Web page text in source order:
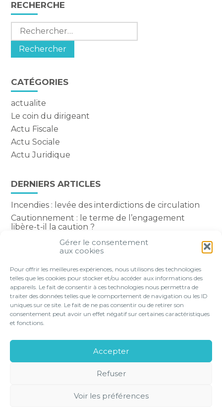
Gérer le consentement
aux cookies
Pour offrir les meilleures expériences, nous utilisons des technologies
telles que les cookies pour stocker et/ou accéder aux informations des
appareils. Le fait de consentir à ces technologies nous permettra de
traiter des données telles que le comportement de navigation ou les ID
uniques sur ce site. Le fait de ne pas consentir ou de retirer son
consentement peut avoir un effet négatif sur certaines caractéristiques
et fonctions.
Accepter
Refuser
Voir les préférences
sidebar
RECHERCHE
Rechercher :
CATÉGORIES
actualite
Le coin du dirigeant
Actu Fiscale
Actu Sociale
Actu Juridique
DERNIERS ARTICLES
Incendies : levée des interdictions de circulation
Cautionnement : le terme de l’engagement
libère-t-il la caution ?
Transport fluvial de marchandises : une aide
financière bienvenue
comptent-elles ?
Footer
NOS SOLUTIONS EN LIGNE
LE CABINET
CONTACT
LÉGALES
COOKIES
CONFIDENTIALITÉ